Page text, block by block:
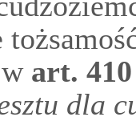
art. 410
dla